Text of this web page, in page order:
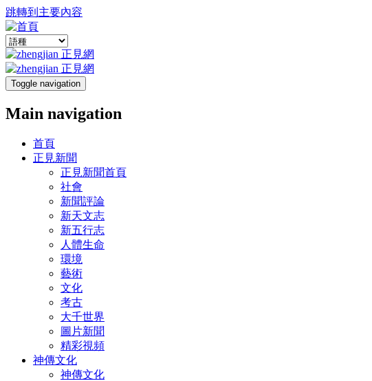
跳轉到主要內容
Toggle navigation
Main navigation
首頁
正見新聞
正見新聞首頁
社會
新聞評論
新天文志
新五行志
人體生命
環境
藝術
文化
考古
大千世界
圖片新聞
精彩視頻
神傳文化
神傳文化